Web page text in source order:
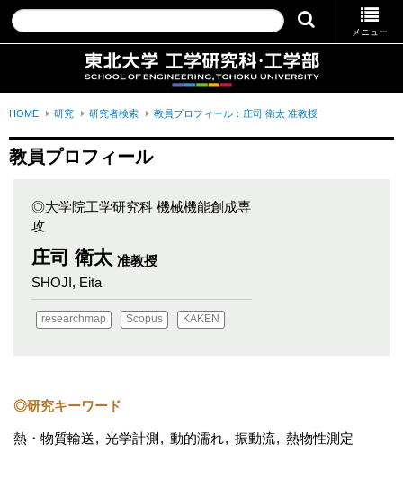
メニュー
HOME 研究 研究者検索 教員プロフィール：庄司 衛太 准教授
教員プロフィール
◎大学院工学研究科 機械機能創成専
攻
庄司 衛太 准教授
SHOJI, Eita
researchmap Scopus KAKEN
◎研究キーワード
熱・物質輸送 光学計測 動的濡れ 振動流 熱物性測定